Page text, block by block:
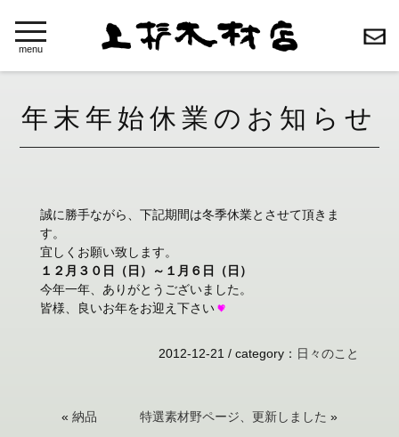
toggle
navigation
menu
年末年始休業のお知らせ
誠に勝手ながら、下記期間は冬季休業とさせて頂きま
す。
宜しくお願い致します。
１２月３０日（日）～１月６日（日）
今年一年、ありがとうございました。
皆様、良いお年をお迎え下さい
2012-12-21 /category ： 日々のこと
« 納品 特選素材野ページ、更新しました »